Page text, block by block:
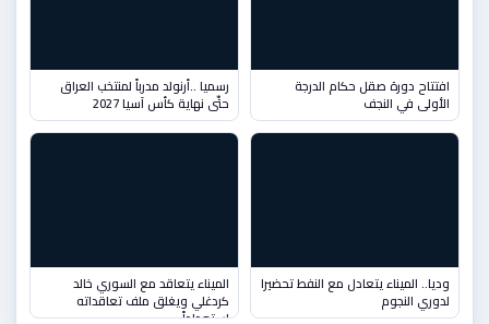
افتتاح دورة صقل حكام الدرجة
الأولى في النجف
رسميا ..أرنولد مدرباً لمنتخب العراق
حتّى نهاية كأس آسيا 2027
وديا.. الميناء يتعادل مع النفط تحضيرا
لدوري النجوم
الميناء يتعاقد مع السوري خالد
كردغلي ويغلق ملف تعاقداته
استعداداً